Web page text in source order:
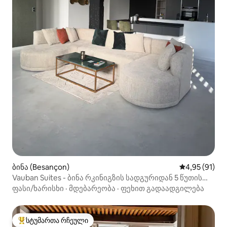
ბინა (Besançon) საშუალო
4,95 (91)
Vauban Suites - ბინა რკინიგზის სადგურიდან 5 წუთის
სავალზე
ფასი/ხარისხი · მდებარეობა · ფეხით გადაადგილება
სტუმართა რჩეული მოწინავე ვარიანტი
სტუმართა რჩეული